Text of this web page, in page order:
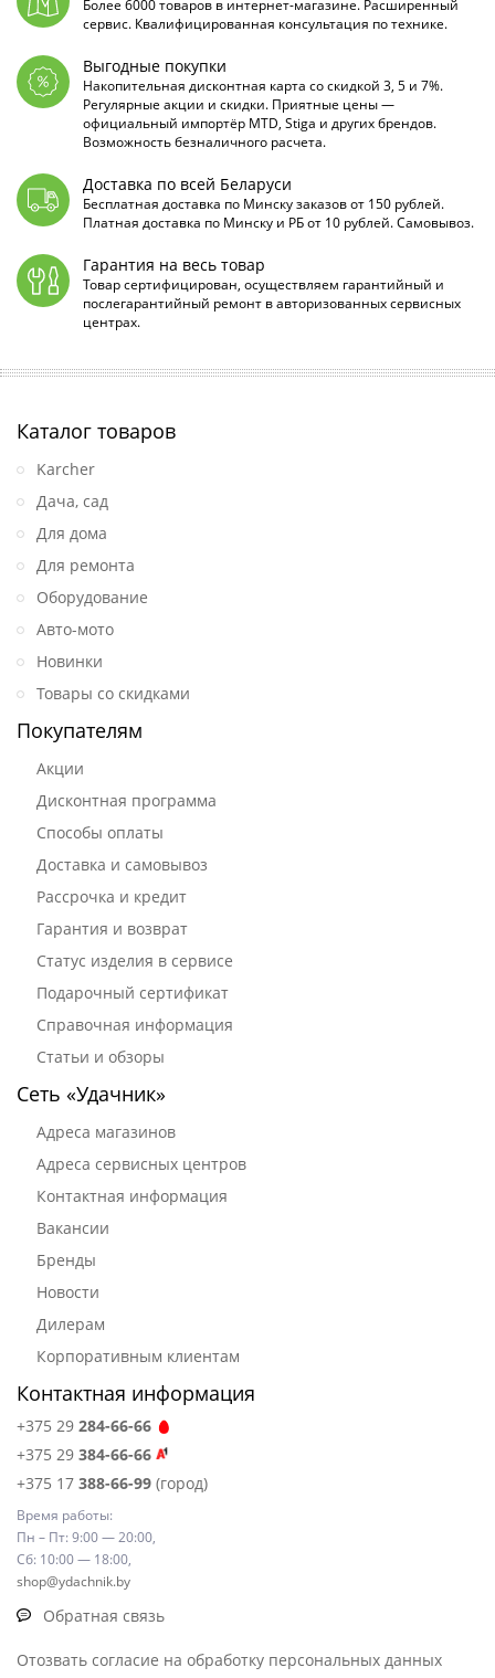
Более 6000 товаров в интернет-магазине. Расширенный
сервис. Квалифицированная консультация по технике.
Выгодные покупки
Накопительная дисконтная карта со скидкой 3, 5 и 7%.
Регулярные акции и скидки. Приятные цены —
официальный импортёр MTD, Stiga и других брендов.
Возможность безналичного расчета.
Доставка по всей Беларуси
Бесплатная доставка по Минску заказов от 150 рублей.
Платная доставка по Минску и РБ от 10 рублей. Самовывоз.
Гарантия на весь товар
Товар сертифицирован, осуществляем гарантийный и
послегарантийный ремонт в авторизованных сервисных
центрах.
Каталог товаров
Karcher
Дача, сад
Для дома
Для ремонта
Оборудование
Авто-мото
Новинки
Товары со скидками
Покупателям
Акции
Дисконтная программа
Способы оплаты
Доставка и самовывоз
Рассрочка и кредит
Гарантия и возврат
Статус изделия в сервисе
Подарочный сертификат
Справочная информация
Статьи и обзоры
Сеть «Удачник»
Адреса магазинов
Адреса сервисных центров
Контактная информация
Вакансии
Бренды
Новости
Дилерам
Корпоративным клиентам
Контактная информация
+375 29 284-66-66
+375 29 384-66-66
+375 17 388-66-99 (город)
Время работы:
Пн – Пт: 9:00 — 20:00,
Сб: 10:00 — 18:00,
shop@ydachnik.by
Обратная связь
Отозвать согласие на обработку персональных данных